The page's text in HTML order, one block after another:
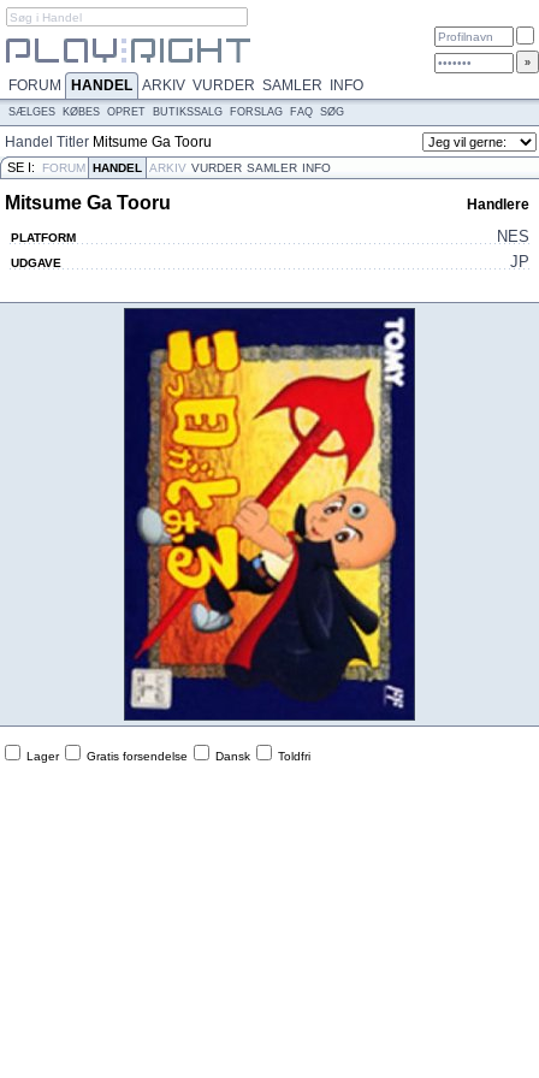
FORUM HANDEL ARKIV VURDER SAMLER INFO
SÆLGES KØBES OPRET BUTIKSSALG FORSLAG FAQ SØG
Handel Titler Mitsume Ga Tooru
SE I: FORUM HANDEL ARKIV VURDER SAMLER INFO
Mitsume Ga Tooru Handlere
PLATFORM NES
UDGAVE JP
Lager Gratis forsendelse Dansk Toldfri